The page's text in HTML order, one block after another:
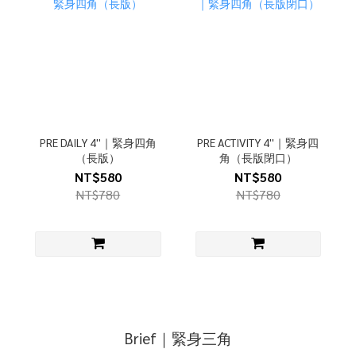
PRE DAILY 4''｜緊身四角
（長版）
NT$580
NT$780
PRE ACTIVITY 4''｜緊身四
角（長版閉口）
NT$580
NT$780
Brief｜緊身三角